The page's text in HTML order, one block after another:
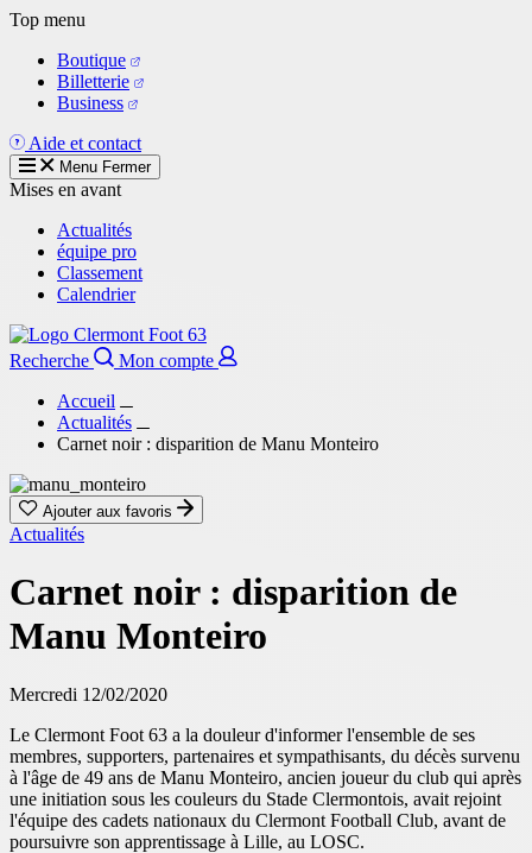
Aller
contenu
principal
Top menu
Boutique
Billetterie
Business
Aide et contact
Menu Fermer
Mises en avant
Actualités
équipe pro
Classement
Calendrier
Recherche
Mon compte
Accueil
Actualités
Carnet noir : disparition de Manu Monteiro
Ajouter aux favoris
Actualités
Carnet noir : disparition de
Manu Monteiro
Mercredi 12/02/2020
Le Clermont Foot 63 a la douleur d'informer l'ensemble de ses
membres, supporters, partenaires et sympathisants, du décès survenu
à l'âge de 49 ans de Manu Monteiro, ancien joueur du club qui après
une initiation sous les couleurs du Stade Clermontois, avait rejoint
l'équipe des cadets nationaux du Clermont Football Club, avant de
poursuivre son apprentissage à Lille, au LOSC.